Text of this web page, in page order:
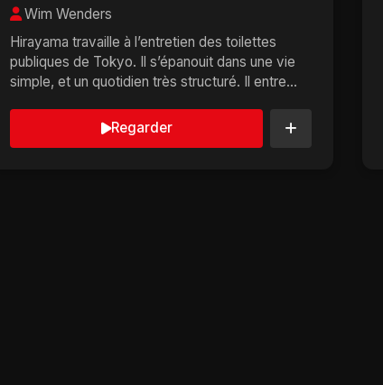
Wim Wenders
Hirayama travaille à l’entretien des toilettes
publiques de Tokyo. Il s’épanouit dans une vie
simple, et un quotidien très structuré. Il entre...
Regarder